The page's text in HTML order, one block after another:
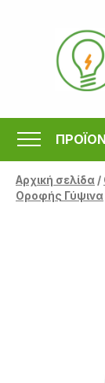
περιεχόμενο
Αρχική σελίδα/
Οροφής Γύψινα